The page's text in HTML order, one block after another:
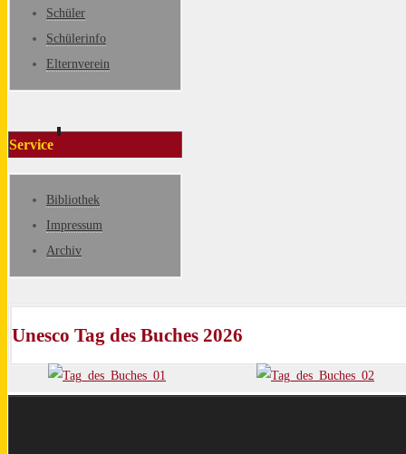
Schüler
Schülerinfo
Elternverein
Service
Bibliothek
Impressum
Archiv
Unesco Tag des Buches 2026